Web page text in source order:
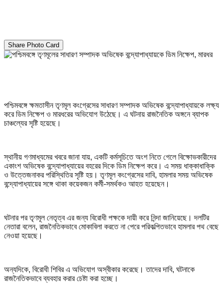
Share Photo Card
পশ্চিমবঙ্গে ক্ষমতাসীন তৃণমূল কংগ্রেসের সাধারণ সম্পাদক অভিষেক বন্দ্যোপাধ্যায়কে লক্ষ্য
করে ডিম নিক্ষেপ ও মারধরের অভিযোগ উঠেছে। এ ঘটনায় রাজনৈতিক অঙ্গনে ব্যাপক
চাঞ্চল্যের সৃষ্টি হয়েছে।
স্থানীয় গণমাধ্যমের খবরে জানা যায়, একটি কর্মসূচিতে অংশ নিতে গেলে বিক্ষোভকারীদের
একাংশ অভিষেক বন্দ্যোপাধ্যায়ের বহরের দিকে ডিম নিক্ষেপ করে। এ সময় ধাক্কাধাক্কি
ও উত্তেজনাকর পরিস্থিতির সৃষ্টি হয়। তৃণমূল কংগ্রেসের দাবি, হামলার সময় অভিষেক
বন্দ্যোপাধ্যায়ের সঙ্গে থাকা কয়েকজন কর্মী-সমর্থকও আহত হয়েছেন।
ঘটনার পর তৃণমূল নেতৃত্ব এর জন্য বিরোধী পক্ষকে দায়ী করে নিন্দা জানিয়েছে। দলটির
নেতারা বলেন, রাজনৈতিকভাবে মোকাবিলা করতে না পেরে পরিকল্পিতভাবে হামলার পথ বেছে
নেওয়া হয়েছে।
অন্যদিকে, বিরোধী শিবির এ অভিযোগ অস্বীকার করেছে। তাদের দাবি, ঘটনাকে
রাজনৈতিকভাবে ব্যবহার করার চেষ্টা করা হচ্ছে।